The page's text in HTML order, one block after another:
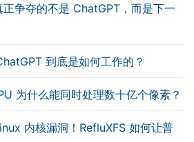
争夺的不是 ChatGPT，而是下一
到底是如何工作的？
为什么能同时处理数十亿个像素？
内核漏洞！RefluXFS 如何让普